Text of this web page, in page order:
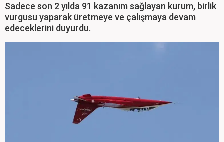
Sadece son 2 yılda 91 kazanım sağlayan kurum, birlik
vurgusu yaparak üretmeye ve çalışmaya devam
edeceklerini duyurdu.